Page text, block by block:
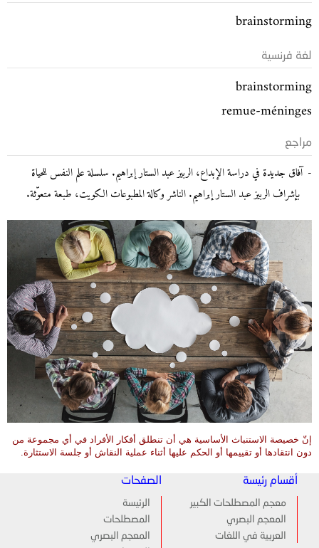
brainstorming
لغة فرنسية
brainstorming
remue-méninges
مراجع
آفاق جديدة في دراسة الإبداع، الربيز عبد الستار إبراهيم. سلسلة علم النفس للحياة
بإشراف الربيز عبد الستار إبراهيم. الناشر وكالة المطبوعات الكويت، طبعة متعوّثة.
إنّ خصيصة الاستنباث الأساسية هي أن تنطلق أفكار الأفراد في أي مجموعة من
دون انتقادها أو تقييمها أو الحكم عليها أثناء عملية النقاش أو جلسة الاستثارة.
أقسام رئيسة
معجم المصطلحات الكبير
المعجم البصري
العربية في اللغات
الصفحات
الرئيسة
المصطلحات
المعجم البصري